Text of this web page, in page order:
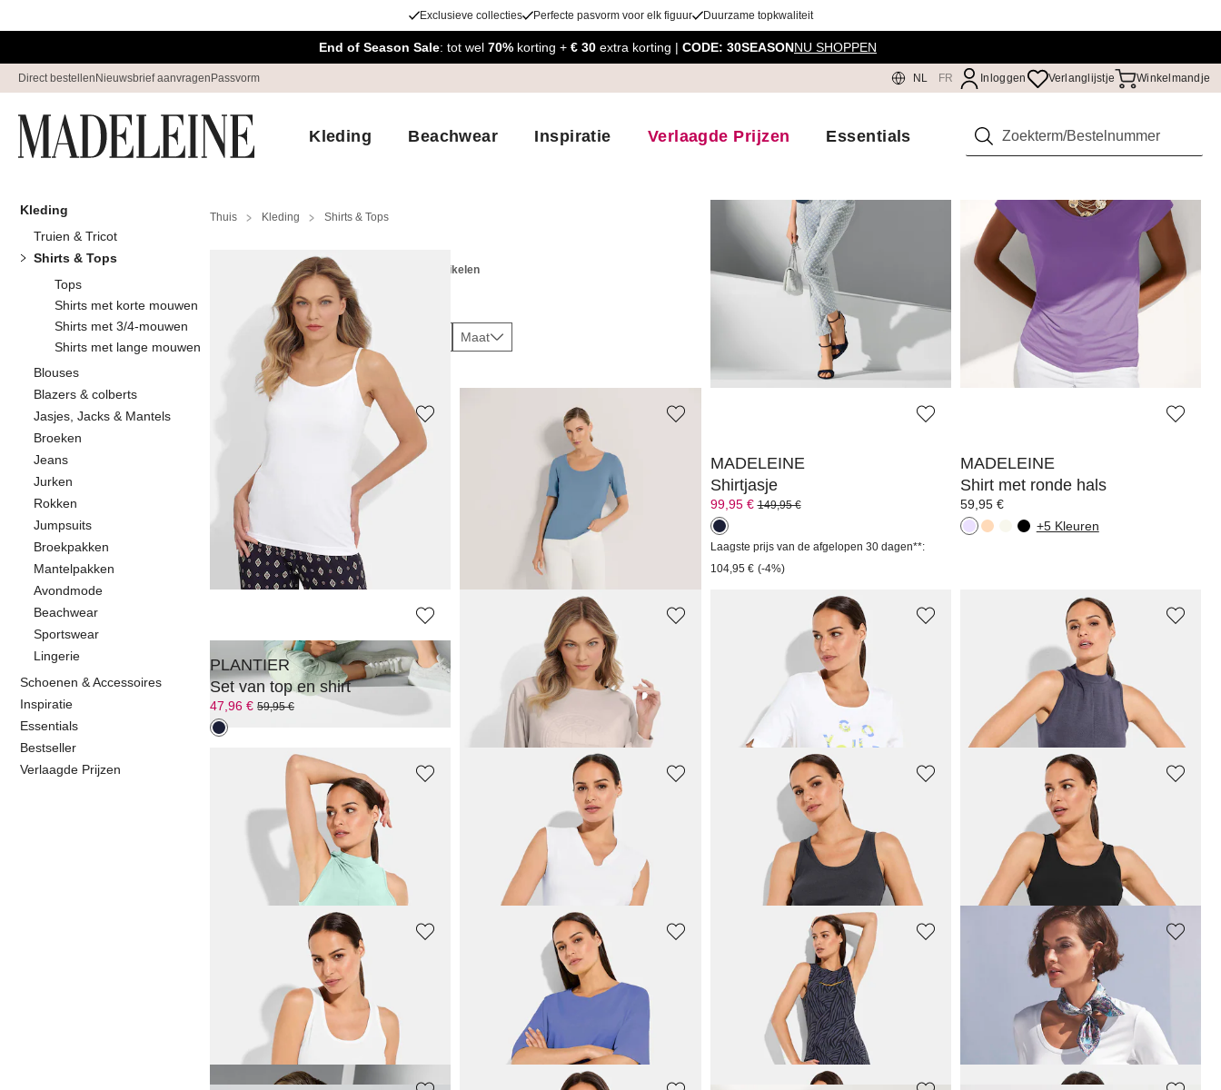
Exclusieve collecties Perfecte pasvorm voor elk figuur Duurzame topkwaliteit
End of Season Sale: tot wel 70% korting + € 30 extra korting | CODE: 30SEASONNU SHOPPEN
Direct bestellen Nieuwsbrief aanvragen Passvorm NL FR Inloggen Verlanglijstje Winkelmandje
Kleding Beachwear Inspiratie Verlaagde Prijzen Essentials Zoeken
Kleding
Truien & Tricot
Shirts & Tops
Tops
Shirts met korte mouwen
Shirts met 3/4-mouwen
Shirts met lange mouwen
Blouses
Blazers & colberts
Jasjes, Jacks & Mantels
Broeken
Jeans
Jurken
Rokken
Jumpsuits
Broekpakken
Mantelpakken
Avondmode
Beachwear
Sportswear
Lingerie
Schoenen & Accessoires
Inspiratie
Essentials
Bestseller
Verlaagde Prijzen
Thuis Kleding Shirts & Tops
Shirts & Tops artikelen
Sorteren Op Sale Maat
MADELEINE
Shirt met halve mouw
59,95 €
MADELEINE
Shirt met halve mouw
+6 Kleuren
MADELEINE
Shirtjasje
99,95 €149,95 €
Laagste prijs van de afgelopen 30 dagen**:
104,95 € (-4%)
MADELEINE
Shirt met ronde hals
59,95 €
+5 Kleuren
PLANTIER
Set van top en shirt
47,96 € 59,95 €
T-shirt met vrolijke letters
54,95 €
VENICE BEACH
Functioneel shirt met knoopdetail
39,96 €49,95 €
VENICE BEACH
Functioneel shirt met knoopdetail
39,96 € 49,95 €
VENICE BEACH
39,95 €
VENICE BEACH
Tanktop van ribstof
39,95 €
VENICE BEACH
Tanktop van ribstof
31,96 € 39,95 €
VENICE BEACH
Tanktop van ribstof
39,95 €
Sweatshirt met rechte zoom
89,95 €
VENICE BEACH
Tanktop met modieuze print
59,95 €
MADELEINE
Shirt met halve mouw
+6 Kleuren